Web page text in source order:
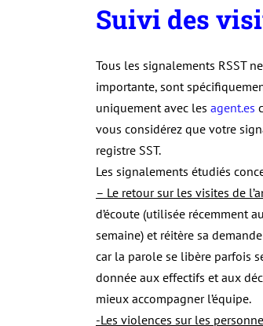
Suivi des
Tous les signalements RSST
importante, sont
uniquement avec les agent.es
vous considérez que votre
registre SST.
Les signalements étudiés
– Le retour sur les visites de
d’écoute (utilisée récemment
semaine) et réitère sa
car la parole se libère parfois
donnée aux effectifs et aux
mieux accompagner l’équipe.
-Les violences sur les